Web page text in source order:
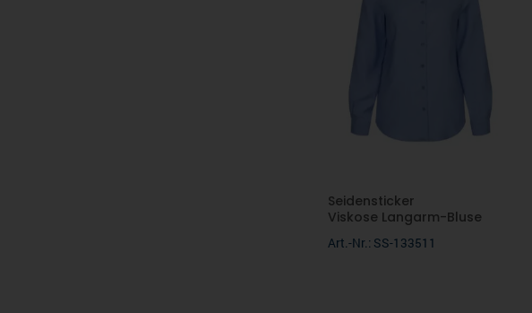
Seidensticker
Viskose Langarm-Bluse
Art.-Nr.: SS-133511